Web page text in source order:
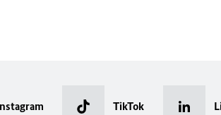
TikTok